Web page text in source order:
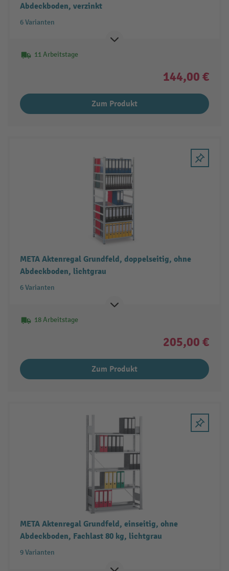
Abdeckboden, verzinkt
6 Varianten
11 Arbeitstage
144,00 €
Zum Produkt
META Aktenregal Grundfeld, doppelseitig, ohne
Abdeckboden, lichtgrau
6 Varianten
18 Arbeitstage
205,00 €
Zum Produkt
META Aktenregal Grundfeld, einseitig, ohne
Abdeckboden, Fachlast 80 kg, lichtgrau
9 Varianten